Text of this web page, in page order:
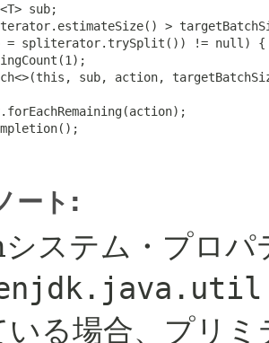
sub;
>
= spliterator.trySplit()) != null) {
sub, action,
ート:
ステム・プロパ
いる場合、プリ